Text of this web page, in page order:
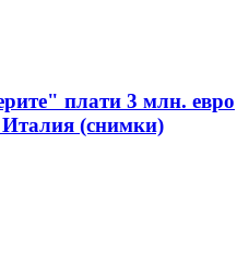
плати 3 млн. евро
Италия (снимки)